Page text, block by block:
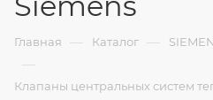
Главная — Каталог —
—
Клапаны центральных систем